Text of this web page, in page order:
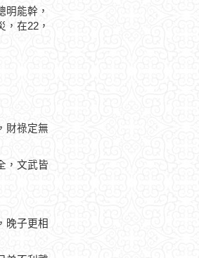
明能幹，
在22，
財祿定無
，文武皆
晚子更相